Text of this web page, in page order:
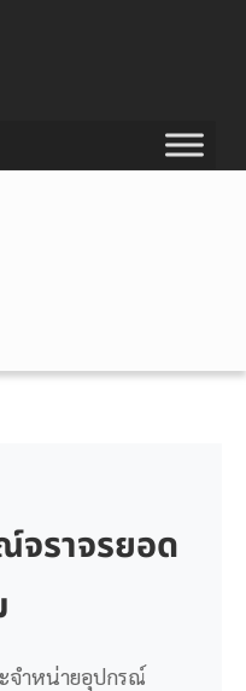
จราจรยอด
จำหน่ายอุปกรณ์